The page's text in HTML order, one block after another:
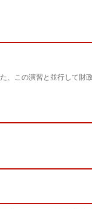
、この演習と並行して財